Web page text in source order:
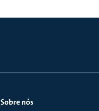
Sobre nós